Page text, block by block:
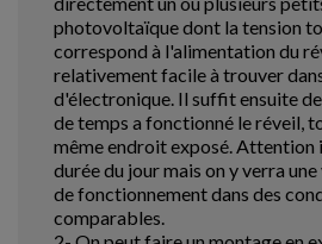
photovoltaïque dont la tension
correspond à l'alimentation du
relativement facile à trouver
d'électronique. Il suffit ensuite
de temps a fonctionné le réveil,
même endroit exposé. Attention
durée du jour mais on y verra
de fonctionnement dans des
comparables.